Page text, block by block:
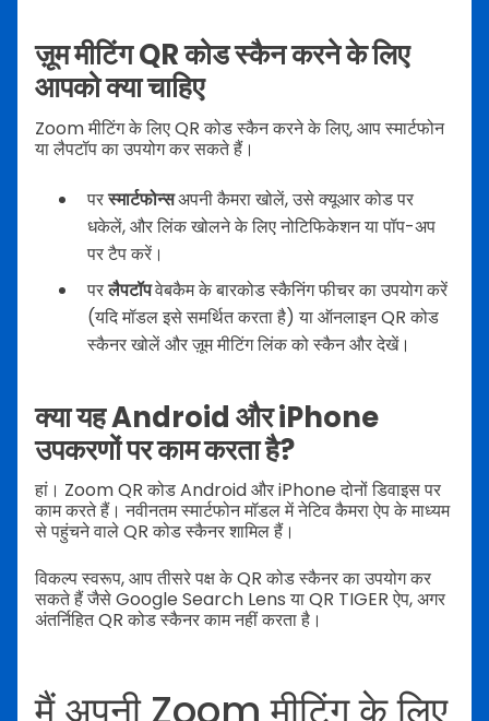
ज़ूम मीटिंग QR कोड स्कैन करने के लिए
आपको क्या चाहिए
Zoom मीटिंग के लिए QR कोड स्कैन करने के लिए, आप स्मार्टफोन
या लैपटॉप का उपयोग कर सकते हैं।
परस्मार्टफोन्सअपनी कैमरा खोलें, उसे क्यूआर कोड पर
धकेलें, और लिंक खोलने के लिए नोटिफिकेशन या पॉप-अप
पर टैप करें।
परलैपटॉपवेबकैम के बारकोड स्कैनिंग फीचर का उपयोग करें
(यदि मॉडल इसे समर्थित करता है) या ऑनलाइन QR कोड
स्कैनर खोलें और ज़ूम मीटिंग लिंक को स्कैन और देखें।
क्या यह Android और iPhone
उपकरणों पर काम करता है?
हां। Zoom QR कोड Android और iPhone दोनों डिवाइस पर
काम करते हैं। नवीनतम स्मार्टफोन मॉडल में नेटिव कैमरा ऐप के माध्यम
से पहुंचने वाले QR कोड स्कैनर शामिल हैं।
विकल्प स्वरूप, आप तीसरे पक्ष के QR कोड स्कैनर का उपयोग कर
सकते हैं जैसे Google Search Lens या QR TIGER ऐप, अगर
अंतर्निहित QR कोड स्कैनर काम नहीं करता है।